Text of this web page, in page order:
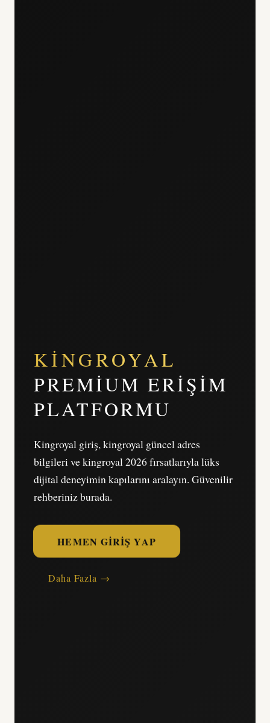
KINGROYAL
PREMIUM ERIŞIM
PLATFORMU
Kingroyal giriş, kingroyal güncel adres
bilgileri ve kingroyal 2026 fırsatlarıyla lüks
dijital deneyimin kapılarını aralayın. Güvenilir
rehberiniz burada.
HEMEN GIRIŞ YAP
Daha Fazla →